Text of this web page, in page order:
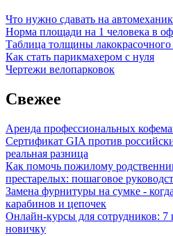
Что нужно сдавать на
Норма площади на 1 человека в
Таблица толщины
Как стать парикмахером с нуля
Чертежи велопарковок
Свежее
Аренда профессиональных
Сертификат GIA против
реальная разница
Как помочь пожилому
престарелых: пошаговое
Замена фурнитуры на сумке -
карабинов и цепочек
Онлайн-курсы для сотрудников: 7
новичку